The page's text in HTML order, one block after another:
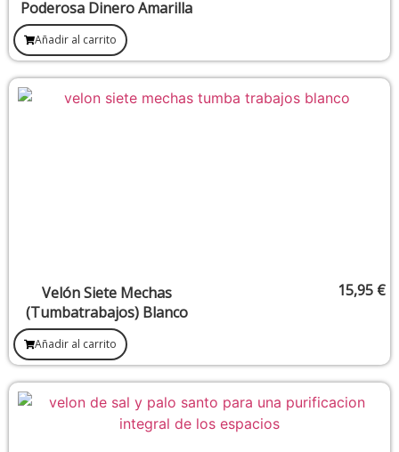
Poderosa Dinero Amarilla
Añadir al carrito
Velón Siete Mechas
(Tumbatrabajos) Blanco
15,95 €
Añadir al carrito